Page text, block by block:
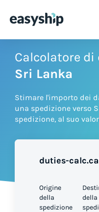
Solutions
Integrations
Pricing
Calcolatore di
Sri Lanka
Stimare l'importo dei
una spedizione verso
spedizione, al suo
duties-
Origine
della
spedizione
della